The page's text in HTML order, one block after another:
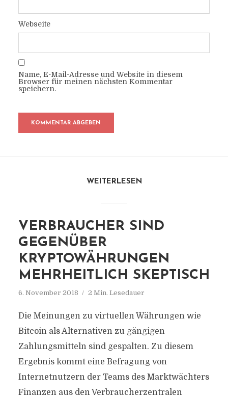
Webseite
Name, E-Mail-Adresse und Website in diesem
Browser für meinen nächsten Kommentar
speichern.
WEITERLESEN
VERBRAUCHER SIND
GEGENÜBER
KRYPTOWÄHRUNGEN
MEHRHEITLICH SKEPTISCH
6. November 2018 2 Min. Lesedauer
Die Meinungen zu virtuellen Währungen wie
Bitcoin als Alternativen zu gängigen
Zahlungsmitteln sind gespalten. Zu diesem
Ergebnis kommt eine Befragung von
Internetnutzern der Teams des Marktwächters
Finanzen aus den Verbraucherzentralen